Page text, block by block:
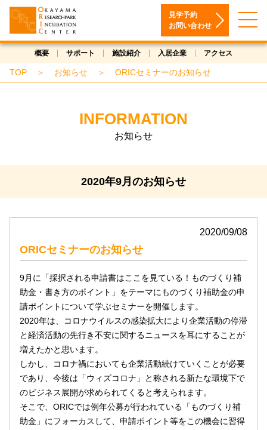
見学予約
お問い合わせ
概要 サポート 施設紹介 入居企業 アクセス
TOP ＞ お知らせ ＞ ORICセミナーのお知らせ
INFORMATION
お知らせ
2020年9月のお知らせ
2020/09/08
ORICセミナーのお知らせ
9月に「採択される申請書はここを見ている！ものづくり補
助金・書き方のポイント」をテーマにものづくり補助金の申
請ポイントについて学ぶセミナーを開催します。
2020年は、コロナウイルスの感染拡大により企業活動の停滞
と経済活動の先行き不安に関するニュースを耳にすることが
増えたかと思います。
しかし、コロナ禍においても企業活動続けていくことが必要
であり、今後は「ウィズコロナ」と称される新たな環境下で
のビジネス展開が求められてくると考えられます。
そこで、ORICでは例年公募が行われている「ものづくり補
助金」にフォーカスして、申請ポイント等をこの機会に習得